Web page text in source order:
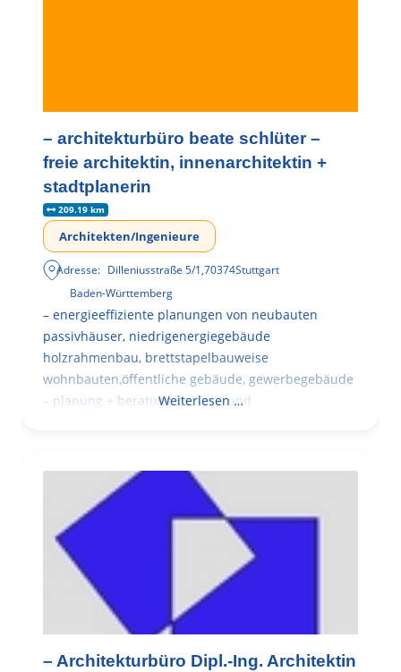
– architekturbüro beate schlüter –
freie architektin, innenarchitektin +
stadtplanerin
209.19 km
Architekten/Ingenieure
Adresse: Dilleniusstraße 5/1,70374Stuttgart
Baden-Württemberg
– energieeffiziente planungen von neubauten
passivhäuser, niedrigenergiegebäude
holzrahmenbau, brettstapelbauweise
wohnbauten,öffentliche gebäude, gewerbegebäude
– planung + beratung bei an – und
Weiterlesen …
– Architekturbüro Dipl.-Ing. Architektin